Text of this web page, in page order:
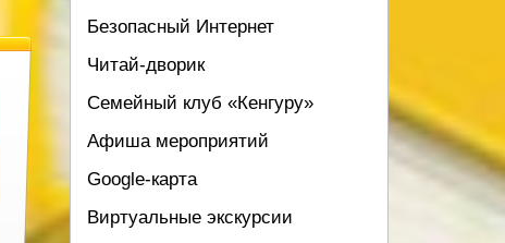
Безопасный Интернет
Читай-дворик
Семейный клуб «Кенгуру»
Афиша мероприятий
Google-карта
Виртуальные экскурсии